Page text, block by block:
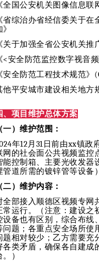
全国公安机关图像信息
省综治办省经信委关于
关于加强全省公安机关推
<安全防范监控数字视音
安全防范工程技术规范
他平安城市建设相关地方
、项目维护总体方案
一）维护范围：
年12月31日前由xx镇
网的社会面公共视频监控
能控制箱、主要光收发器
管道所需的镀锌管等设备
二）维护内容：
全部接入顺德区视频专网
常运行。（注意：建设之
设备也有区别，综合布线
问题；各重点安全场所使
题相对较少；乙方需要充
各类矛盾，确保各自建成
。）